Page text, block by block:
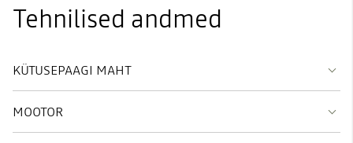
Tehnilised andmed
KÜTUSEPAAGI MAHT
MOOTOR